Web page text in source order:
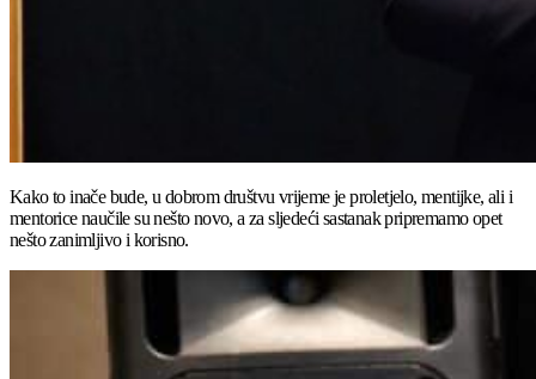
Kako to inače bude, u dobrom društvu vrijeme je proletjelo, mentijke, ali i
mentorice naučile su nešto novo, a za sljedeći sastanak pripremamo opet
nešto zanimljivo i korisno.